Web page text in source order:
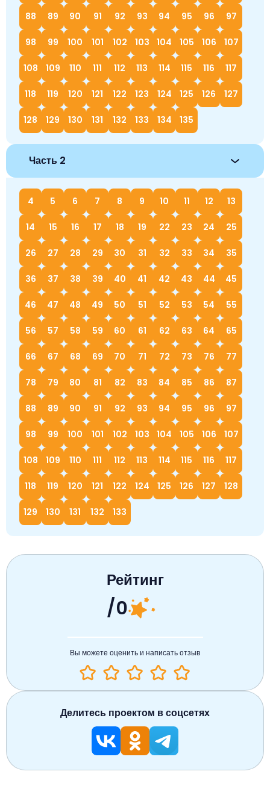
88 89 90 91 92 93 94 95 96 97
98 99 100 101 102 103 104 105 106 107
108 109 110 111 112 113 114 115 116 117
118 119 120 121 122 123 124 125 126 127
128 129 130 131 132 133 134 135
Часть 2
4 5 6 7 8 9 10 11 12 13
14 15 16 17 18 19 22 23 24 25
26 27 28 29 30 31 32 33 34 35
36 37 38 39 40 41 42 43 44 45
46 47 48 49 50 51 52 53 54 55
56 57 58 59 60 61 62 63 64 65
66 67 68 69 70 71 72 73 76 77
78 79 80 81 82 83 84 85 86 87
88 89 90 91 92 93 94 95 96 97
98 99 100 101 102 103 104 105 106 107
108 109 110 111 112 113 114 115 116 117
118 119 120 121 122 124 125 126 127 128
129 130 131 132 133
Рейтинг
/0
Вы можете оценить и написать отзыв
Делитесь проектом в соцсетях